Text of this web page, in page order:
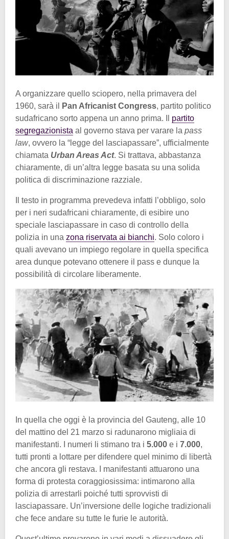
A organizzare quello sciopero, nella primavera del
1960, sarà il
Pan Africanist Congress, partito politico
sudafricano sorto appena un anno prima. Il partito
segregazionista al governo stava per varare la pass
law, ovvero la “legge del lasciapassare”, ufficialmente
chiamata Urban Areas Act. Si trattava, abbastanza
chiaramente, di un’altra legge basata su una solida
politica di discriminazione razziale.
Il testo in programma prevedeva infatti l’obbligo, solo
per i neri sudafricani chiaramente, di esibire uno
speciale lasciapassare in caso di controllo della
polizia in una zona riservata ai bianchi. Solo coloro i
quali avevano un impiego regolare in quella specifica
area dunque potevano ottenere il pass e dunque la
possibilità di circolare liberamente.
In quella che oggi è la provincia del Gauteng, alle 10
del mattino del 21 marzo si radunarono migliaia di
manifestanti. I numeri li stimano tra i 5.000 e i 7.000,
tutti pronti a lottare per difendere quel minimo di libertà
che ancora gli restava. I manifestanti attuarono una
forma di protesta coraggiosissima: intimarono alla
polizia di arrestarli poiché tutti sprovvisti di
lasciapassare. Un’inversione delle logiche tradizionali
che fece andare su tutte le furie le autorità.